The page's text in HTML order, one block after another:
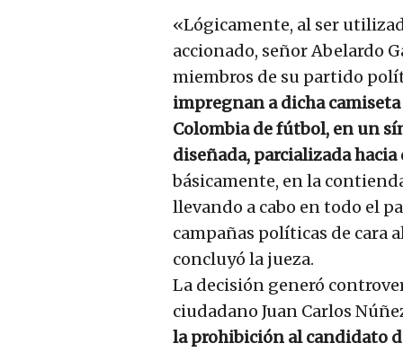
«Lógicamente, al ser
accionado, señor Abelardo
miembros de su partido
impregnan a dicha
Colombia de fútbol, en un
diseñada, parcializada
básicamente, en la
llevando a cabo en todo el
campañas políticas de cara
concluyó la jueza.
La decisión generó
ciudadano Juan Carlos
la prohibición al candidato